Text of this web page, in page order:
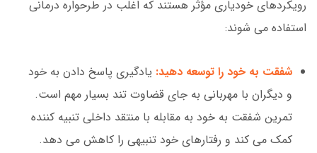
رویکردهای خودیاری مؤثر هستند که اغلب در طرحواره درمانی
استفاده می شوند:
شفقت به خود را توسعه دهید: یادگیری پاسخ دادن به خود
و دیگران با مهربانی به جای قضاوت تند بسیار مهم است.
تمرین شفقت به خود به مقابله با منتقد داخلی تنبیه کننده
کمک می کند و رفتارهای خود تنبیهی را کاهش می دهد.